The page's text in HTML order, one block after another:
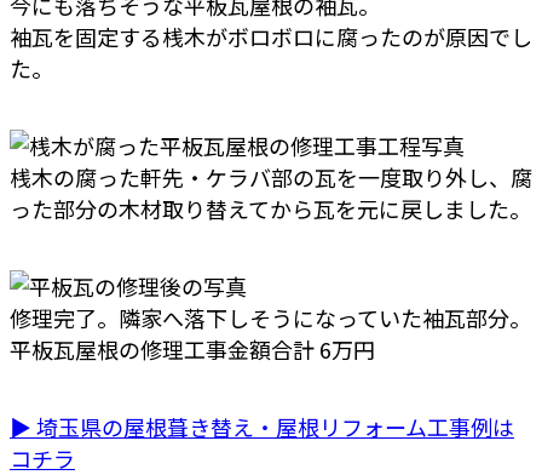
袖瓦を固定する桟木がボロボロに腐ったのが原因でし
た。
桟木の腐った軒先・ケラバ部の瓦を一度取り外し、腐
った部分の木材取り替えてから瓦を元に戻しました。
修理完了。隣家へ落下しそうになっていた袖瓦部分。
平板瓦屋根の修理工事金額合計 6万円
▶ 埼玉県の屋根葺き替え・屋根リフォーム工事例は
コチラ